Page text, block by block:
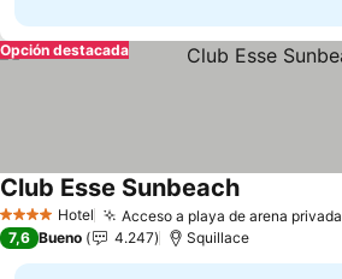
Opción destacada
4 EstrellasHotel Acceso a playa de arena privada
Club Esse Sunbeach
7,6 Bueno 4.247 Squillace